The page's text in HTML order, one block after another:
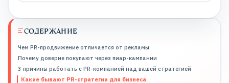
СОДЕРЖАНИЕ
Чем PR-продвижение отличается от рекламы
Почему доверие покупают через пиар-кампании
3 причины работать с PR-компанией над вашей стратегией
Какие бывают PR-стратегии для бизнеса